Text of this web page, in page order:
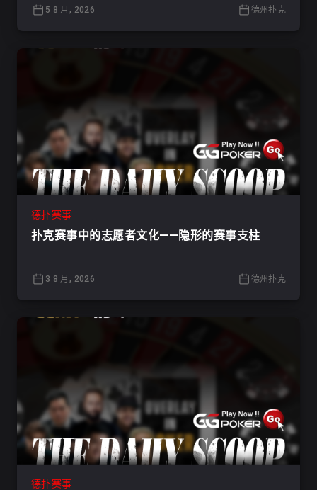
5 8 月, 2026 德州扑克
德扑赛事
扑克赛事中的志愿者文化——隐形的赛事支柱
3 8 月, 2026 德州扑克
德扑赛事